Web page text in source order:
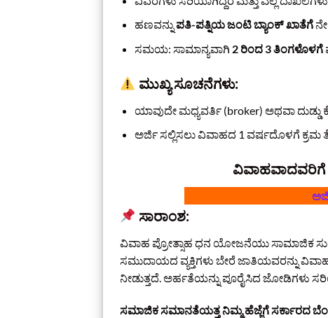
ಹಣವನ್ನು ಪತಿ-ಪತ್ನಿಯ ಜಂಟಿ ಬ್ಯಾಂಕ್ ಖಾತೆಗೆ
ಸಮಯ: ಸಾಮಾನ್ಯವಾಗಿ 2 ರಿಂದ 3 ತಿಂಗಳೊಳಗೆ
ಮುಖ್ಯ ಸೂಚನೆಗಳು:
ಯಾವುದೇ ಮಧ್ಯವರ್ತಿ (broker) ಅಥವಾ
ಅರ್ಜಿ ಸಲ್ಲಿಸಲು ವಿವಾಹದ 1 ವರ್ಷದೊಳಗೆ ಕ್ರಮ
ವಿವಾಹವಾದವರಿಗೆ
ಸಾರಾಂಶ:
ವಿವಾಹ ಪ್ರೋತ್ಸಾಹ ಧನ ಯೋಜನೆಯು ಸಾಮಾಜಿಕ
ಸಮುದಾಯದ ವ್ಯಕ್ತಿಗಳು ಬೇರೆ ಜಾತಿಯವರನ್ನು
ನೀಡುತ್ತದೆ. ಅರ್ಹತೆಯನ್ನು ಪೂರೈಸಿದ ಜೋಡಿಗಳು
ಸಮಾಜಿಕ ಸಮಾನತೆಯತ್ತ ನಿಮ್ಮ ಹೆಜ್ಜೆಗೆ ಸರ್ಕಾರದ